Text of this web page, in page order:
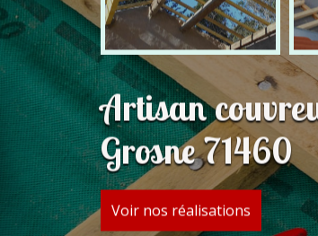
Artisan
Grosne 71460
Voir nos réalisations